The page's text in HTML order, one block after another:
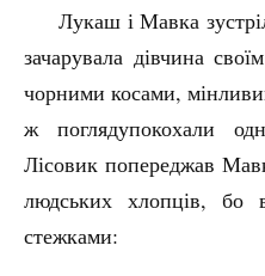
Лукаш і Мавка
зачарувала дівчина
чорними косами,
ж поглядупокохали
Лісовик попереджав
людських хлопців, бо
стежками: